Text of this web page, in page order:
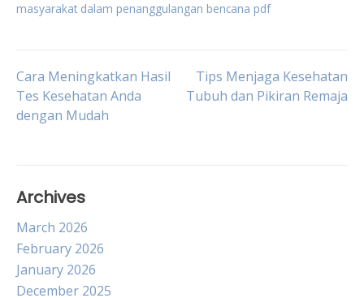
masyarakat dalam penanggulangan bencana pdf
Post
navigation
Cara Meningkatkan Hasil
Tes Kesehatan Anda
dengan Mudah
Tips Menjaga Kesehatan
Tubuh dan Pikiran Remaja
Archives
March 2026
February 2026
January 2026
December 2025